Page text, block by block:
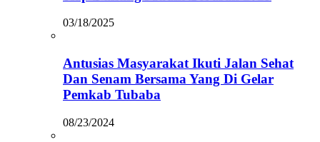
03/18/2025
Antusias Masyarakat Ikuti Jalan Sehat
Dan Senam Bersama Yang Di Gelar
Pemkab Tubaba
08/23/2024